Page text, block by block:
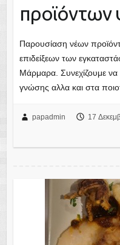
προϊόντων
Παρουσίαση νέων
επιδείξεων των
Μάρμαρα. Συνεχίζουμε
γνώσης αλλα και στα
papadmin 17